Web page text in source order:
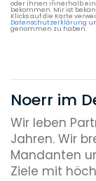
oder ihnen innerhalb
bekommen. Mir ist
Klicks auf die Karte
Datenschutzerklärung
genommen zu haben.
Noerr im
Wir leben
Jahren. Wir
Mandanten
Ziele mit